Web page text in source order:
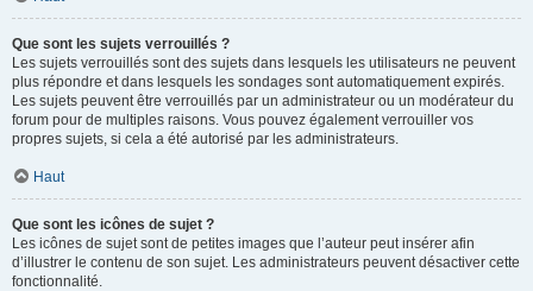
Que sont les sujets verrouillés ?
Les sujets verrouillés sont des sujets dans lesquels les utilisateurs ne peuvent
plus répondre et dans lesquels les sondages sont automatiquement expirés.
Les sujets peuvent être verrouillés par un administrateur ou un modérateur du
forum pour de multiples raisons. Vous pouvez également verrouiller vos
propres sujets, si cela a été autorisé par les administrateurs.
Haut
Que sont les icônes de sujet ?
Les icônes de sujet sont de petites images que l’auteur peut insérer afin
d’illustrer le contenu de son sujet. Les administrateurs peuvent désactiver cette
fonctionnalité.